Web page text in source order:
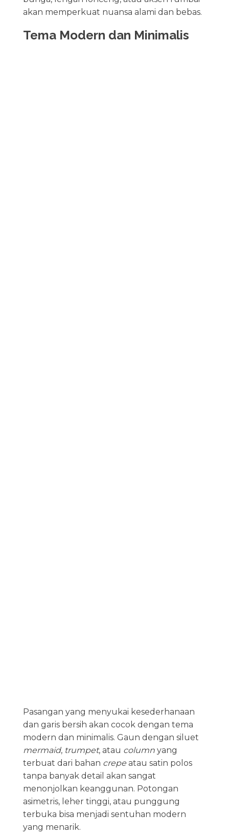
akan memperkuat nuansa alami dan bebas.
Tema Modern dan Minimalis
Pasangan yang menyukai kesederhanaan
dan garis bersih akan cocok dengan tema
modern dan minimalis. Gaun dengan siluet
mermaid, trumpet, atau columnyang
terbuat dari bahan crepeatau satin polos
tanpa banyak detail akan sangat
menonjolkan keanggunan. Potongan
asimetris, leher tinggi, atau punggung
terbuka bisa menjadi sentuhan modern
yang menarik.